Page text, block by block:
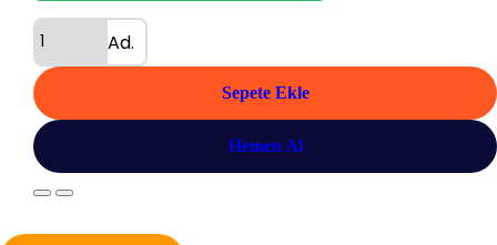
Ad.
Sepete Ekle
Hemen Al